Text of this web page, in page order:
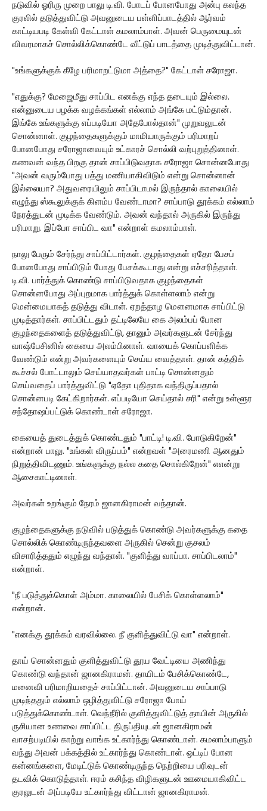
நடுவில் ஓரிரு முறை பாலு டி.வி. போடப் போனபோது அன்பு கலந்த
குரலில் தடுத்துவிட்டு அவனுடைய பள்ளிப்பாடத்தில் ஆர்வம்
காட்டியபடி கேள்வி கேட்டாள் கமலாம்பாள். அவன் பெருமையுடன்
விவரமாகச் சொல்லிக்கொண்டே வீட்டுப் பாடத்தை முடித்துவிட்டான்.
"உங்களுக்குக் கீழே பரிமாறட்டுமா அத்தை?" கேட்டாள் சரோஜா.
"எதுக்கு? மேஜைமீது சாப்பிட எனக்கு எந்த தடையும் இல்லை.
என்னுடைய பழக்க வழக்கங்கள் எல்லாம் அங்கே மட்டும்தான்.
இங்கே உங்களுக்கு எப்படியோ அதேபோல்தான்" முறுவலுடன்
சொன்னாள். குழந்தைகளுக்கும் மாமியாருக்கும் பரிமாறப்
போனபோது சரோஜாவையும் உட்காரச் சொல்லி வற்புறுத்தினாள்.
கணவன் வந்த பிறகு தான் சாப்பிடுவதாக சரோஜா சொன்னபோது
"அவன் வரும்போது பத்து மணியாகிவிடும் என்று சொன்னான்
இல்லையா? அதுவரையிலும் சாப்பிடாமல் இருந்தால் காலையில்
எழுந்து ஸ்கூலுக்குக் கிளம்ப வேண்டாமா? சாப்பாடு தூக்கம் எல்லாம்
நேரத்துடன் முடிக்க வேண்டும். அவன் வந்தால் அருகில் இருந்து
பரிமாறு. இப்போ சாப்பிட வா" என்றாள் கமலாம்பாள்.
நாலு பேரும் சேர்ந்து சாப்பிட்டார்கள். குழந்தைகள் ஏதோ பேசப்
போனபோது சாப்பிடும் போது பேசக்கூடாது என்று எச்சரித்தாள்.
டி.வி. பார்த்துக் கொண்டு சாப்பிடுவதாக குழந்தைகள்
சொன்னபோது அப்புறமாக பார்த்துக் கொள்ளலாம் என்று
மென்மையாகத் தடுத்து விடாள். ஏறத்தாழ மௌனமாக சாப்பிட்டு
முடித்தார்கள். சாப்பிட்டதும் தட்டிலேயே கை அலம்பப் போன
குழந்தைகளைத் தடுத்துவிட்டு, தானும் அவர்களுடன் சேர்ந்து
வாஷ்பேசினில் கையை அலம்பினாள். வாயைக் கொப்பளிக்க
வேண்டும் என்று அவர்களையும் செய்ய வைத்தாள். தான் கத்திக்
கூச்சல் போட்டாலும் செய்யாதவர்கள் பாட்டி சொன்னதும்
செய்வதைப் பார்த்துவிட்டு "ஏதோ புதிதாக வந்திருப்பதால்
சொன்னபடி கேட்கிறார்கள். எப்படியோ செய்தால் சரி" என்று உள்ளூர
சந்தோஷப்பட்டுக் கொண்டாள் சரோஜா.
கையைத் துடைத்துக் கொண்டதும் "பாட்டி! டி.வி. போடுகிறேன்"
என்றான் பாலு. "உங்கள் விருப்பம்" என்றவள் "அரைமணி ஆனதும்
நிறுத்திவிடணும். உங்களுக்கு நல்ல கதை சொல்கிறேன்" எஎன்று
ஆசைகாட்டினாள்.
அவர்கள் உறங்கும் நேரம் ஜானகிராமன் வந்தான்.
குழந்தைகளுக்கு நடுவில் படுத்துக் கொண்டு அவர்களுக்கு கதை
சொல்லிக் கொண்டிருந்தவளை அருகில் சென்று குசலம்
விசாரித்ததும் எழுந்து வந்தாள். "குளித்து வாப்பா. சாப்பிடலாம்"
என்றாள்.
"நீ படுத்துக்கொள் அம்மா. காலையில் பேசிக் கொள்ளலாம்"
என்றான்.
"எனக்கு தூக்கம் வரவில்லை. நீ குளித்துவிட்டு வா" என்றாள்.
தாய் சொன்னதும் குளித்துவிட்டு தூய வேட்டியை அணிந்து
கொண்டு வந்தான் ஜானகிராமன். தாயிடம் பேசிக்கொண்டே,
மனைவி பரிமாறியதைச் சாப்பிட்டான். அவனுடைய சாப்பாடு
முடிந்ததும் எல்லாம் ஒழித்துவிட்டு சரோஜா போய்
படுத்துக்கொண்டாள். வெந்நீரில் குளித்துவிட்டுத் தாயின் அருகில்
ருசியான உணவை சாப்பிட்ட திருப்தியுடன் ஜானகிராமன்
வாசற்படியில் காற்று வாங்க உட்கார்ந்து கொண்டான். கமலாம்பாளும்
வந்து அவன் பக்கத்தில் உட்கார்ந்து கொண்டாள். ஒட்டிப் போன
கன்னங்களை, மேடிட்டுக் கொண்டிருந்த நெற்றியை பரிவுடன்
தடவிக் கொடுத்தாள். ஈரம் கசிந்த விழிகளுடன் ஊமையாகிவிட்ட
குரலுடன் அப்படியே உட்கார்ந்து விட்டான் ஜானகிராமன்.